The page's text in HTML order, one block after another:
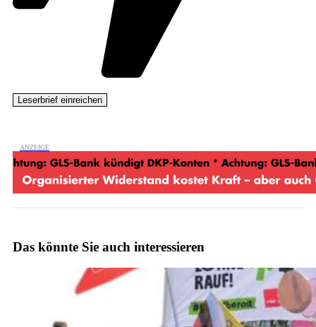
Das könnte Sie auch interessieren